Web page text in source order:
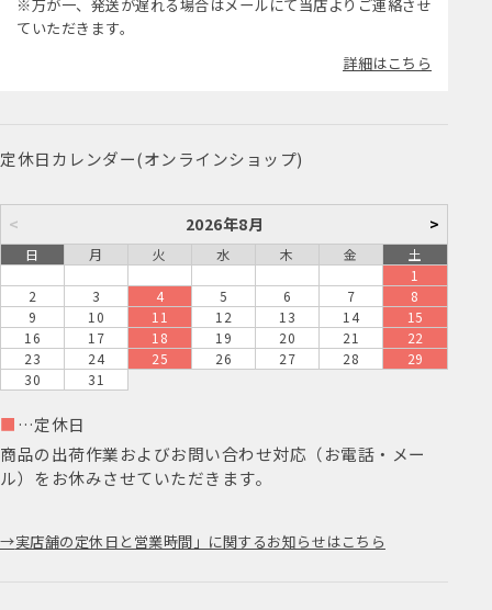
※万が一、発送が遅れる場合はメールにて当店よりご連絡させ
ていただきます。
詳細はこちら
定休日カレンダー(オンラインショップ)
< 2026年8月 >
日 月 火 水 木 金
土
1
2
3 4 5 6 7
8
9
10 11 12 13 14
15
16
17 18 19 20 21
22
23
24 25 26 27 28
29
30
31
■ …定休日
商品の出荷作業およびお問い合わせ対応（お電話・メー
ル）をお休みさせていただきます。
実店舗の定休日と営業時間」に関するお知らせはこちら